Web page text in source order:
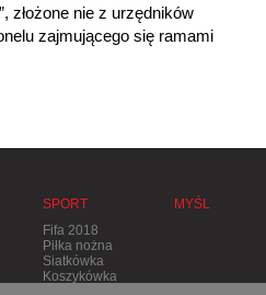
złożone nie z urzędników
zajmującego się ramami
SPORT
Fifa 2018
Piłka nożna
Siatkówka
Koszykówka
MYŚL